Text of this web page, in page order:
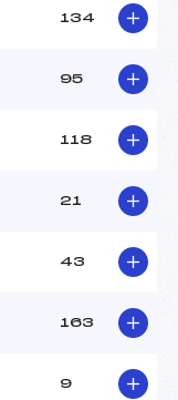
134
95
118
21
43
163
9